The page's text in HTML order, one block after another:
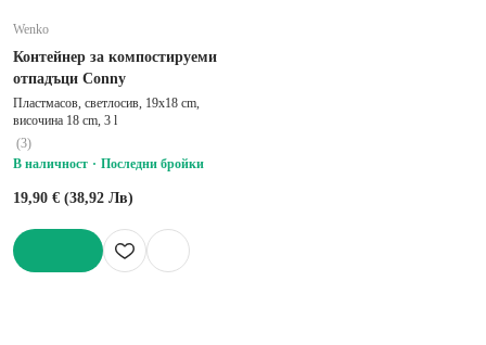
Wenko
Контейнер за компостируеми
отпадъци Conny
Пластмасов, светлосив, 19x18 cm,
височина 18 cm, 3 l
(3)
В наличност
Последни бройки
19,90 € (38,92 Лв)